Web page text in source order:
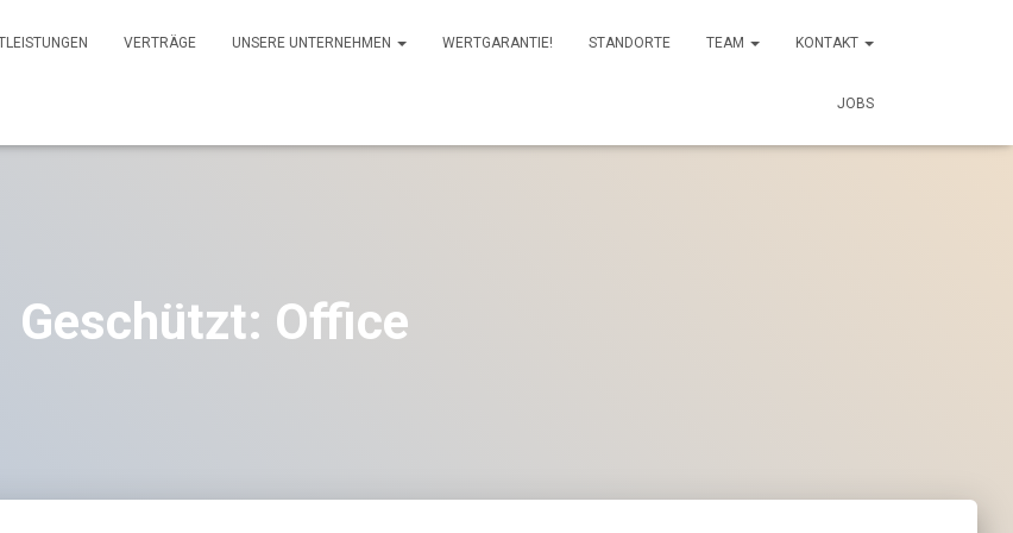
VERTRÄGE UNSERE UNTERNEHMEN WERTGARANTIE! STANDORTE TEAM KONTAKT
JOBS
Geschützt: Office